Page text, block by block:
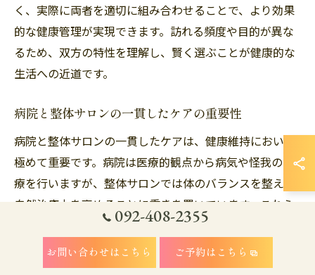
く、実際に両者を適切に組み合わせることで、より効果
的な健康管理が実現できます。訪れる頻度や目的が異な
るため、双方の特性を理解し、賢く選ぶことが健康的な
生活への近道です。
病院と整体サロンの一貫したケアの重要性
病院と整体サロンの一貫したケアは、健康維持において
極めて重要です。病院は医療的観点から病気や怪我の治
療を行いますが、整体サロンでは体のバランスを整え、
自然治癒力を高めることに重きを置いています。これら
のアプローチを組み合わせることで、症状の根本原因を
見つけやすくなり、長期的な健康をサポートできます。
また、病院での診断結果を基に整体の施術を受けること
092-408-2355
お問い合わせはこちら ご予約はこちら